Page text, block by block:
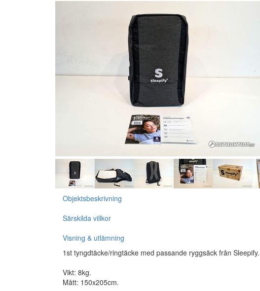
Objektsbeskrivning
Särskilda villkor
Visning & utlämning
1st tyngdtäcke/ringtäcke med passande ryggsäck från Sleepify.
Vikt: 8kg.
Mått: 150x205cm.